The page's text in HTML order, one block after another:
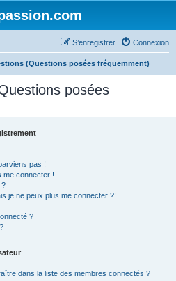
Connexion
S’enregistrer
(Questions posées fréquemment)
posées
pas !
me connecter !
?
je ne peux plus me connecter ?!
?
dans la liste des membres connectés ?